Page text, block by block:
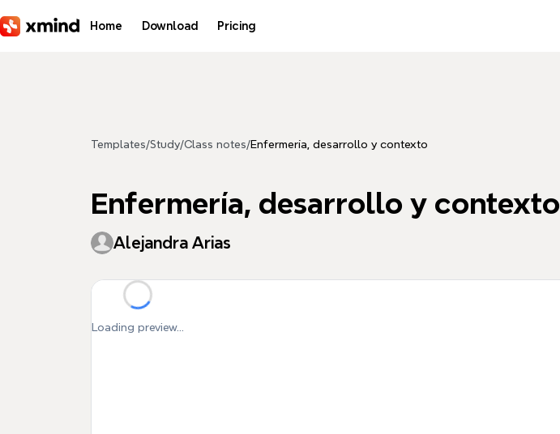
Home Download Pricing
Templates/Study/Class notes/Enfermería, desarrollo y contexto
Enfermería, desarrollo y contexto
Alejandra Arias
Loading preview...